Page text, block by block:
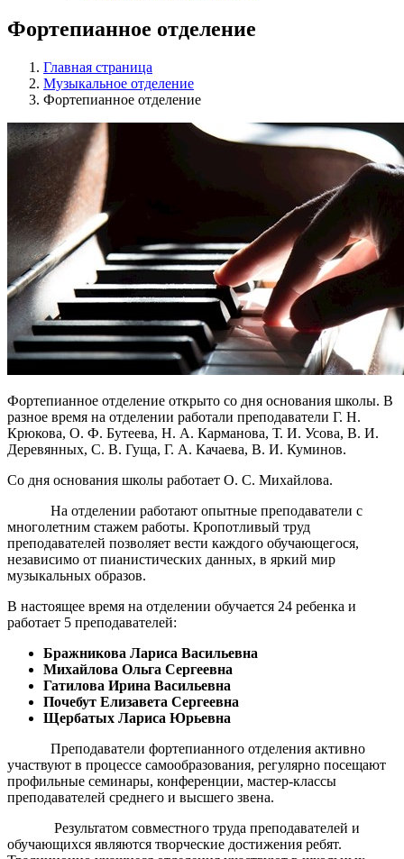
Фортепианное отделение
Главная страница
Музыкальное отделение
Фортепианное отделение
Фортепианное отделение открыто со дня основания школы. В
разное время на отделении работали преподаватели Г. Н.
Крюкова, О. Ф. Бутеева, Н. А. Карманова, Т. И. Усова, В. И.
Деревянных, С. В. Гуща, Г. А. Качаева, В. И. Куминов.
Со дня основания школы работает О. С. Михайлова.
На отделении работают опытные преподаватели с
многолетним стажем работы. Кропотливый труд
преподавателей позволяет вести каждого обучающегося,
независимо от пианистических данных, в яркий мир
музыкальных образов.
В настоящее время на отделении обучается 24 ребенка и
работает 5 преподавателей:
Бражникова Лариса Васильевна
Михайлова Ольга Сергеевна
Гатилова Ирина Васильевна
Почебут Елизавета Сергеевна
Щербатых Лариса Юрьевна
Преподаватели фортепианного отделения активно
участвуют в процессе самообразования, регулярно посещают
профильные семинары, конференции, мастер-классы
преподавателей среднего и высшего звена.
Результатом совместного труда преподавателей и
обучающихся являются творческие достижения ребят.